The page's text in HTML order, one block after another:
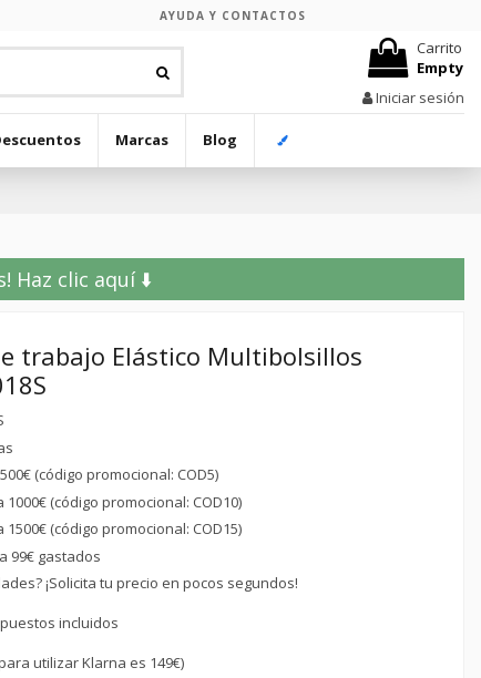
AYUDA Y CONTACTOS
Carrito
Empty
Iniciar sesión
Marcas Blog
Haz clic aquí ⬇️
trabajo Elástico Multibolsillos
(código promocional: COD5)
(código promocional: COD10)
(código promocional: COD15)
99€ gastados
¡Solicita tu precio en pocos segundos!
incluidos
utilizar Klarna es 149€)